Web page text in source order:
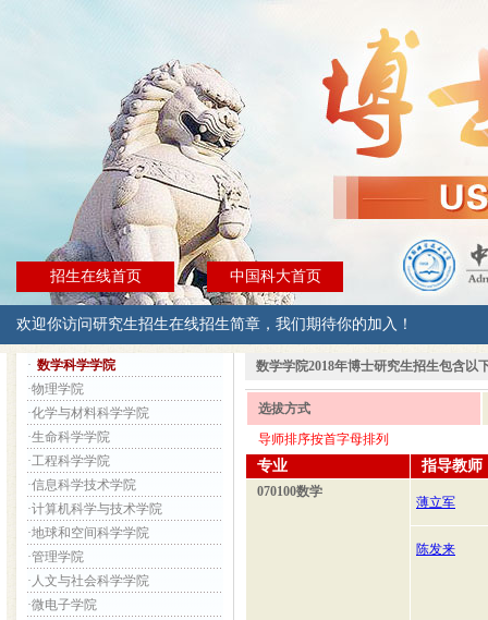
招生在线首页 中国科大首页
欢迎你访问研究生招生在线招生简章，我们期待你的加入！
· 数学科学学院
·物理学院
·化学与材料科学学院
·生命科学学院
·工程科学学院
·信息科学技术学院
·计算机科学与技术学院
·地球和空间科学学院
·管理学院
· 人文与社会科学学院
·微电子学院
数学学院2018年博士研究生招生包含以
选拔方式
导师排序按首字母排列
专业 指导教师
070100数学
薄立军
陈发来